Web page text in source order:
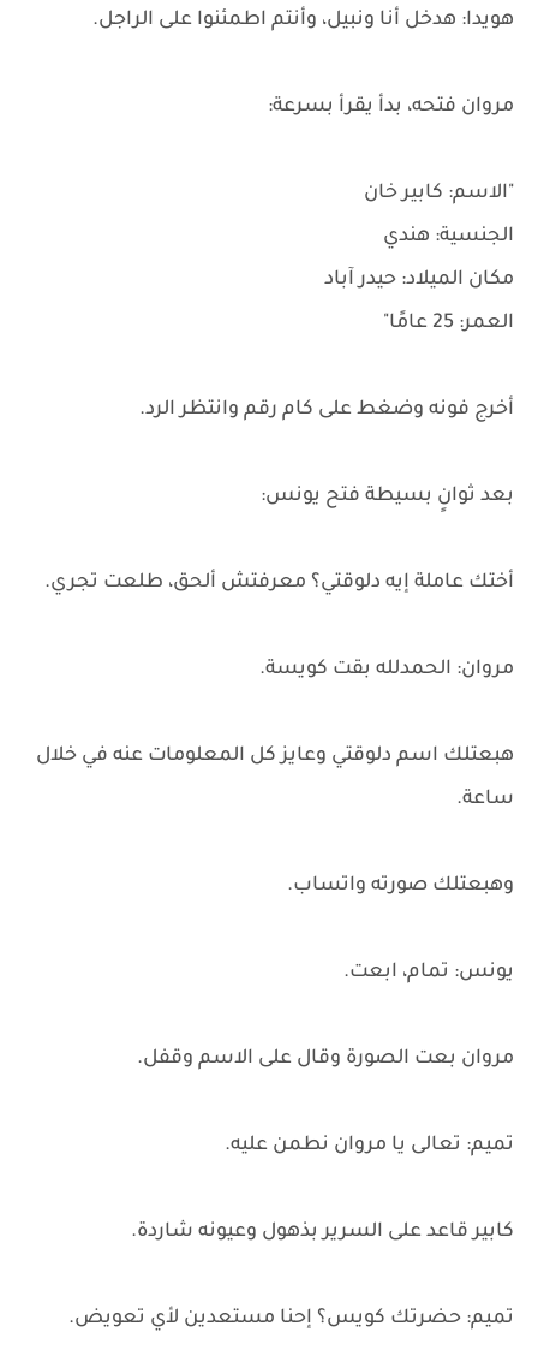
هويدا: هدخل أنا ونبيل، وأنتم اطمئنوا على الراجل.
مروان فتحه، بدأ يقرأ بسرعة:
"الاسم: كابير خان
الجنسية: هندي
مكان الميلاد: حيدر آباد
العمر: 25 عامًا"
أخرج فونه وضغط على كام رقم وانتظر الرد.
بعد ثوانٍ بسيطة فتح يونس:
أختك عاملة إيه دلوقتي؟ معرفتش ألحق، طلعت تجري.
مروان: الحمدلله بقت كويسة.
هبعتلك اسم دلوقتي وعايز كل المعلومات عنه في خلال
ساعة.
وهبعتلك صورته واتساب.
يونس: تمام، ابعت.
مروان بعت الصورة وقال على الاسم وقفل.
تميم: تعالى يا مروان نطمن عليه.
كابير قاعد على السرير بذهول وعيونه شاردة.
تميم: حضرتك كويس؟ إحنا مستعدين لأي تعويض.